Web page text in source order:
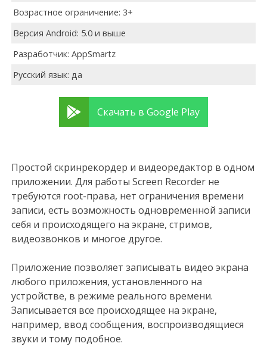
Возрастное ограничение: 3+
Версия Android: 5.0 и выше
Разработчик: AppSmartz
Русский язык: да
Скачать в Google Play
Простой скринрекордер и видеоредактор в одном
приложении. Для работы Screen Recorder не
требуются root-права, нет ограничения времени
записи, есть возможность одновременной записи
себя и происходящего на экране, стримов,
видеозвонков и многое другое.
Приложение позволяет записывать видео экрана
любого приложения, установленного на
устройстве, в режиме реального времени.
Записывается все происходящее на экране,
например, ввод сообщения, воспроизводящиеся
звуки и тому подобное.